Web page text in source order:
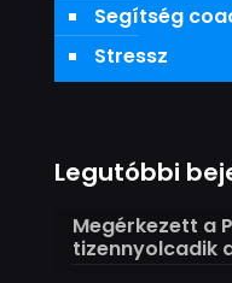
Segítség
Stressz
Legutóbbi
Megérkezett a
tizennyolcadik